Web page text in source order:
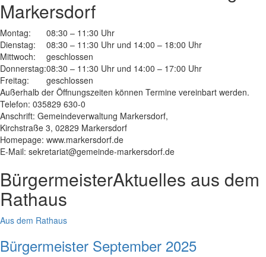
Markersdorf
Montag:
08:30 – 11:30 Uhr
Dienstag:
08:30 – 11:30 Uhr und 14:00 – 18:00 Uhr
Mittwoch:
geschlossen
Donnerstag:08:30 – 11:30 Uhr und 14:00 – 17:00 Uhr
Freitag:
geschlossen
Außerhalb der Öffnungszeiten können Termine vereinbart werden.
Telefon: 035829 630-0
Anschrift: Gemeindeverwaltung Markersdorf,
Kirchstraße 3, 02829 Markersdorf
Homepage: www.markersdorf.de
E-Mail: sekretariat@gemeinde-markersdorf.de
BürgermeisterAktuelles aus dem
Rathaus
Aus dem Rathaus
Bürgermeister September 2025